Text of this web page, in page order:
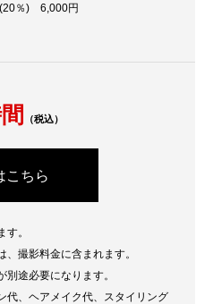
(20％) 6,000円
（税込）
こちら
。
撮影料金に含まれます。
途必要になります。
代、ヘアメイク代、スタイリング